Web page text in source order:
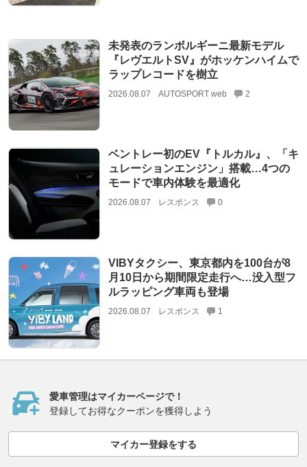
未発表のランボルギーニ最新モデル
『レヴエルトSV』がホッケンハイムで
ラップレコードを樹立
2026.08.07 AUTOSPORT web 2
ベントレー初のEV『トルカル』、「キ
ュレーションエンジン」搭載…4つの
モードで車内体験を最適化
2026.08.07 レスポンス 0
VIBYタクシー、東京都内を100台が8
月10日から期間限定走行へ…没入型フ
ルラッピング車両も登場
2026.08.07 レスポンス 1
愛車管理はマイカーページで！
登録してお得なクーポンを獲得しよう
マイカー登録をする